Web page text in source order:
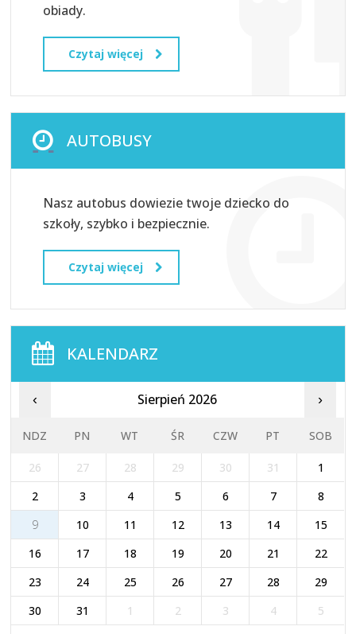
obiady.
Czytaj więcej
AUTOBUSY
Nasz autobus dowiezie twoje dziecko do
szkoły, szybko i bezpiecznie.
Czytaj więcej
KALENDARZ
‹ Sierpień 2026 ›
NDZ PN WT ŚR CZW PT SOB
26 27 28 29 30 31
1
2
3 4 5 6 7
8
9
10 11 12 13 14
15
16
17 18 19 20 21
22
23
24 25 26 27 28
29
30
31 1 2 3 4 5